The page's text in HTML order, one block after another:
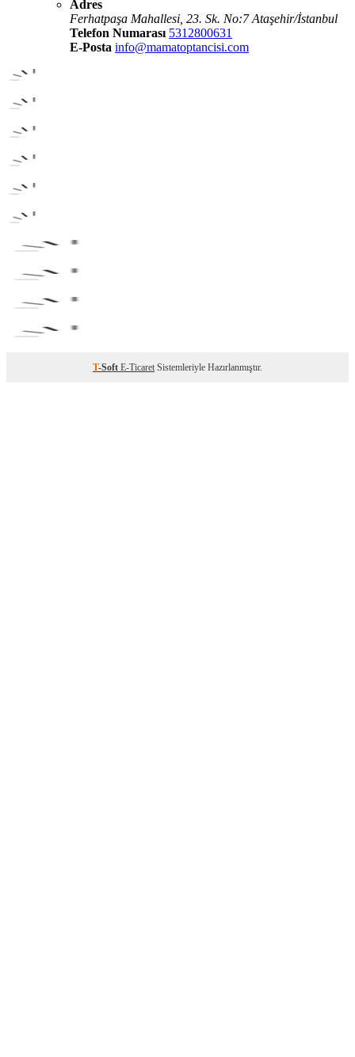
Adres
Ferhatpaşa Mahallesi, 23. Sk. No:7 Ataşehir/İstanbul
Telefon Numarası 5312800631
E-Posta info@mamatoptancisi.com
T-Soft E-Ticaret Sistemleriyle Hazırlanmıştır.